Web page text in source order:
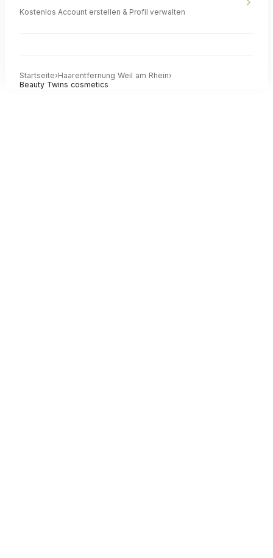
Kostenlos Account erstellen & Profil verwalten
Startseite›Haarentfernung Weil am Rhein›
Beauty Twins cosmetics